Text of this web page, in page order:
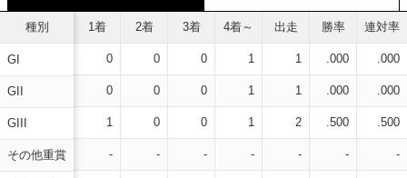
種別
GI
GII
GIII
その他重賞
1着 2着 3着 4着～ 出走 勝率 連対率
0 0 0 1 1 .000 .000
0 0 0 1 1 .000 .000
1 0 0 1 2 .500 .500
- - - - - - -